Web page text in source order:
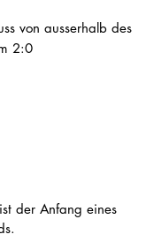
von ausserhalb des
2:0
der Anfang eines